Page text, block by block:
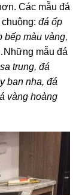
Các mẫu đá
đá ốp
bếp màu vàng,
mẫu đá
trung, đá
ban nha, đá
vàng hoàng